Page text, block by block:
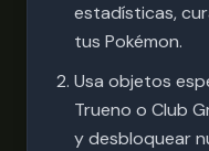
estadísticas,
tus Pokémon.
Usa objetos
Trueno o Club
y desbloquear